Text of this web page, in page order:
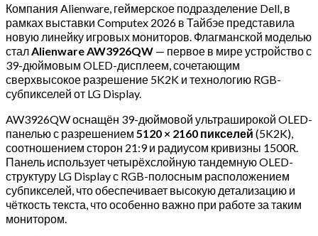
Компания Alienware, геймерское подразделение Dell, в
рамках выставки Computex 2026 в Тайбэе представила
новую линейку игровых мониторов. Флагманской моделью
сталAlienware AW3926QW — первое в мире устройство с
39-дюймовым OLED-дисплеем, сочетающим
сверхвысокое разрешение 5K2K и технологию RGB-
субпикселей от LG Display.
AW3926QW оснащён 39-дюймовой ультраширокой OLED-
панелью с разрешением 5120 × 2160 пикселей (5K2K),
соотношением сторон 21:9 и радиусом кривизны 1500R.
Панель использует четырёхслойную тандемную OLED-
структуру LG Display с RGB-полосным расположением
субпикселей, что обеспечивает высокую детализацию и
чёткость текста, что особенно важно при работе за таким
монитором.